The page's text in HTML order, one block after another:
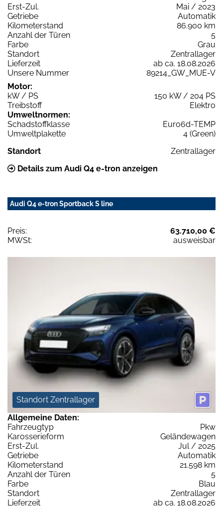
Erst-Zul.
Mai / 2023
Getriebe
Automatik
Kilometerstand
86.900 km
Anzahl der Türen
5
Farbe
Grau
Standort
Zentrallager
Lieferzeit
ab ca. 18.08.2026
Unsere Nummer
89214_GW_MUE-V
Motor:
kW / PS
150 kW / 204 PS
Treibstoff
Elektro
Umweltnormen:
Schadstoffklasse
Euro6d-TEMP
Umweltplakette
4 (Green)
Standort
Zentrallager
Details zum Audi Q4 e-tron anzeigen
Audi Q4 e-tron Sportback S line
Preis:
63.710,00 €
MWSt:
ausweisbar
Standort Zentrallager
Allgemeine Daten:
Fahrzeugtyp
Pkw
Karosserieform
Geländewagen
Erst-Zul.
Jul / 2025
Getriebe
Automatik
Kilometerstand
21.598 km
Anzahl der Türen
5
Farbe
Blau
Standort
Zentrallager
Lieferzeit
ab ca. 18.08.2026